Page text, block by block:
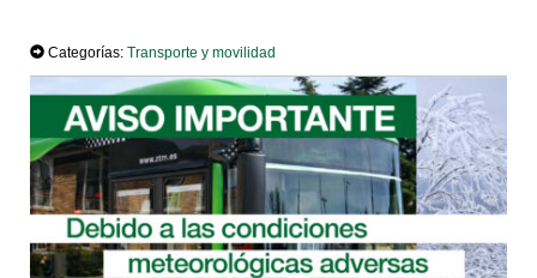
Categorías: Transporte y movilidad